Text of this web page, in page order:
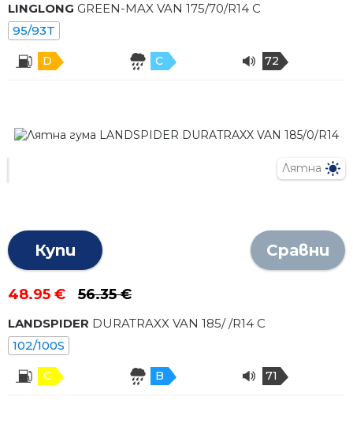
LINGLONG GREEN-MAX VAN 175/70/R14 C
95/93T
D C 72
Лятна
Купи Сравни
48.95 € 56.35 €
LANDSPIDER DURATRAXX VAN 185/ /R14 C
102/100S
C B 71